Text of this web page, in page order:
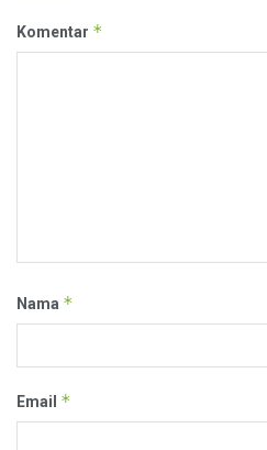
Komentar *
Nama *
Email *